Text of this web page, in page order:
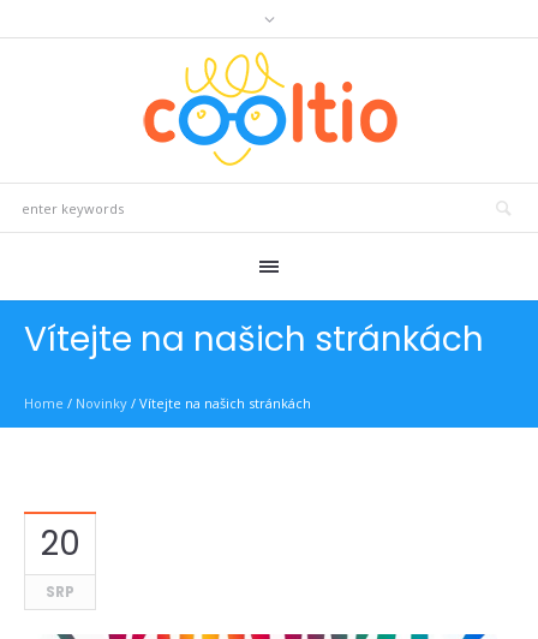
Vítejte na našich stránkách
Home / Novinky / Vítejte na našich stránkách
20
SRP